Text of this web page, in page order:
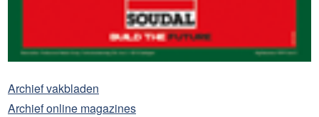
Archief vakbladen
Archief online magazines